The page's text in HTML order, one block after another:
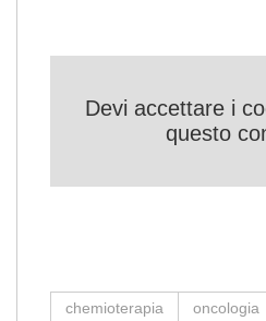
Devi accettare i
questo
chemioterapia oncologia